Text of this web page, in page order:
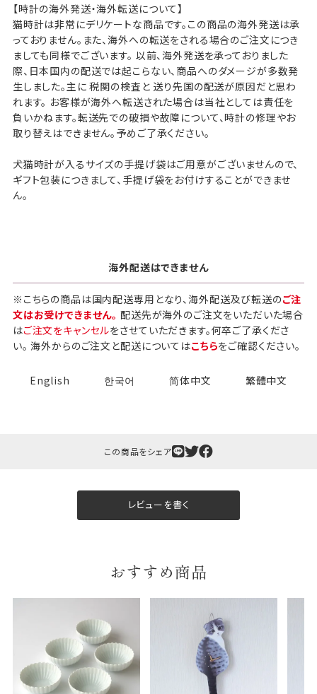
ギフト包装について
包装紙について
包装紙は2種類あります。
A.一般的なギフトに使用する包装紙です。
B.婚礼や出産、長寿祝などに使用する包装紙です。
A
B
のし・包装体裁により、紐（ひも）掛けしない場合が
天掛け包装について
段ボールの上から熨斗紙・包
装紙をかける簡易包装（天掛
け包装）です。
手提袋はお付けできません。
【時計の海外発送・海外転送について】
猫時計は非常にデリケートな商品です。この商品の海外発送は承
っておりません。また、海外への転送をされる場合のご注文につき
ましても同様でございます。 以前、海外発送を承っておりました
際、日本国内の配送では起こらない、商品へのダメージが多数発
生しました。主に 税関の検査と 送り先国の配送が原因だと思わ
れます。 お客様が海外へ転送された場合は当社としては責任を
負いかねます。転送先での破損や故障について、時計の修理やお
取り替えはできません。予めご了承ください。
犬猫時計が入るサイズの手提げ袋はご用意がございませんので、
ギフト包装につきまして、手提げ袋をお付けすることができませ
ん。
海外配送はできません
※こちらの商品は国内配送専用となり、海外配送及び転送のご注
文はお受けできません。 配送先が海外のご注文をいただいた場合
はご注文をキャンセルをさせていただきます。何卒ご了承くださ
い。 海外からのご注文と配送についてはこちらをご確認ください。
English 한국어 简体中文 繁體中文
この商品をシェア
レビューを書く
おすすめ商品